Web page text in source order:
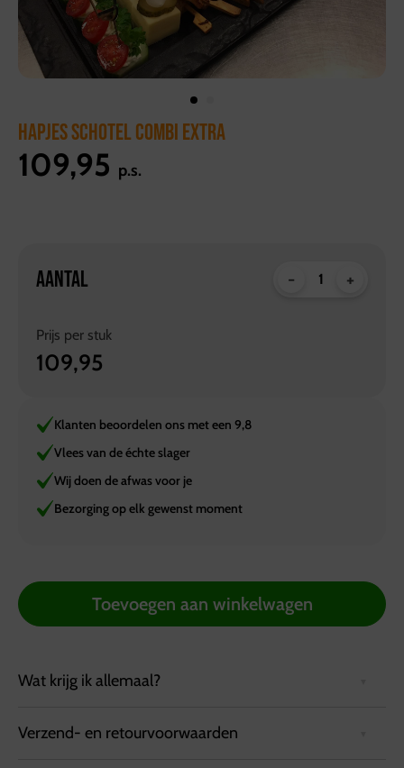
HAPJES SCHOTEL COMBI EXTRA
109,95 p.s.
AANTAL - +
Prijs per stuk
109,95
Klanten beoordelen ons met een 9,8
Vlees van de échte slager
Wij doen de afwas voor je
Bezorging op elk gewenst moment
Toevoegen aan winkelwagen
Wat krijg ik allemaal?
Uitgebreide schotel met 100 hapjes, net wat extra
Verzend- en retourvoorwaarden